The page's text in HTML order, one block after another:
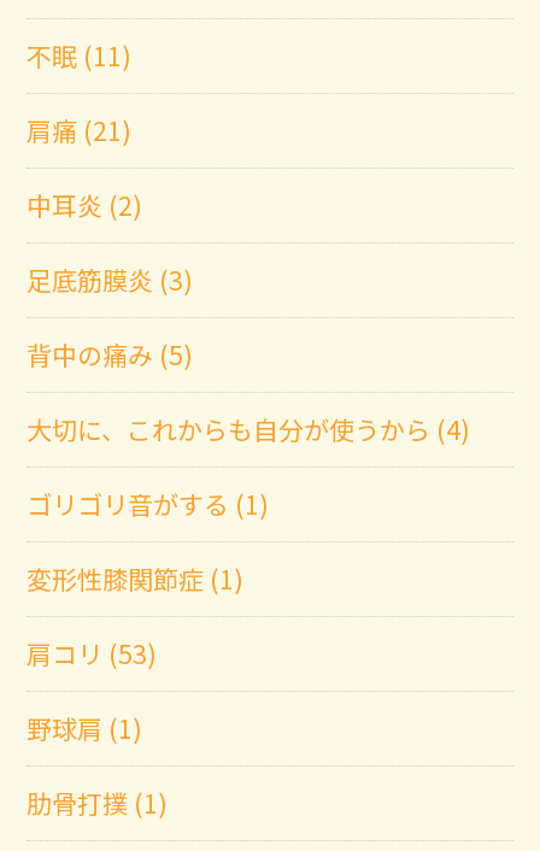
不眠 (11)
肩痛 (21)
中耳炎 (2)
足底筋膜炎 (3)
背中の痛み (5)
大切に、これからも自分が使うから (4)
ゴリゴリ音がする (1)
変形性膝関節症 (1)
肩コリ (53)
野球肩 (1)
肋骨打撲 (1)